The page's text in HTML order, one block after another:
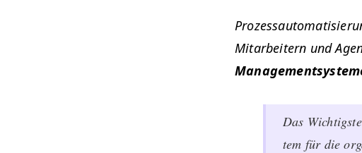
Mitar­beit­ern und
Das
tem für die